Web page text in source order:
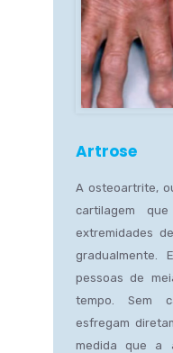
Artrose
A osteoartrite,
cartilagem
extremidades
gradualmente.
pessoas de
tempo. Sem
esfregam
medida que a